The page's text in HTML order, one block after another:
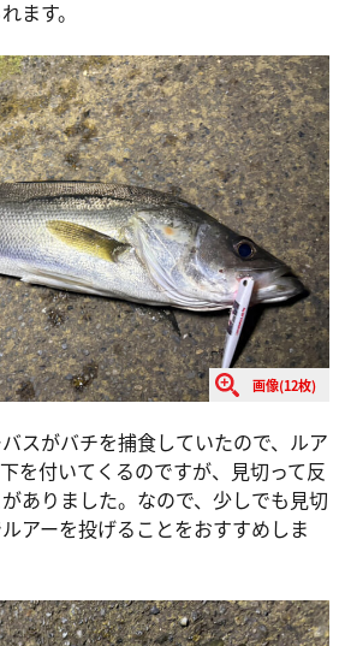
ます。
画像(12枚)
スがバチを捕食していたので、ルア
を付いてくるのですが、見切って反
ありました。なので、少しでも見切
アーを投げることをおすすめしま